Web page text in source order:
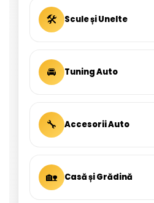
🛠 Scule și Unelte
🚘 Tuning Auto
🔧 Accesorii Auto
🏡 Casă și Grădină